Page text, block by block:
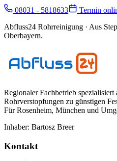
08031 - 5818633
Termin
Abfluss24 Rohrreinigung · Aus
Oberbayern.
Regionaler Fachbetrieb
Rohrverstopfungen zu günstigen
FürRosenheim, München und
Inhaber: Bartosz Breer
Kontakt